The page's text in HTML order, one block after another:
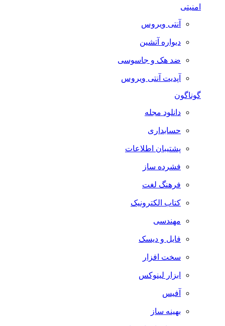
آنتی ویروس
دیواره آتشین
ضد هک و جاسوسی
آپدیت آنتی ویروس
گوناگون
دانلود مجله
حسابداری
پشتیبان اطلاعات
فشرده ساز
فرهنگ لغت
کتاب الکترونیک
مهندسی
فایل و دیسک
سخت افزار
ابزار لینوکس
آفیس
بهینه ساز